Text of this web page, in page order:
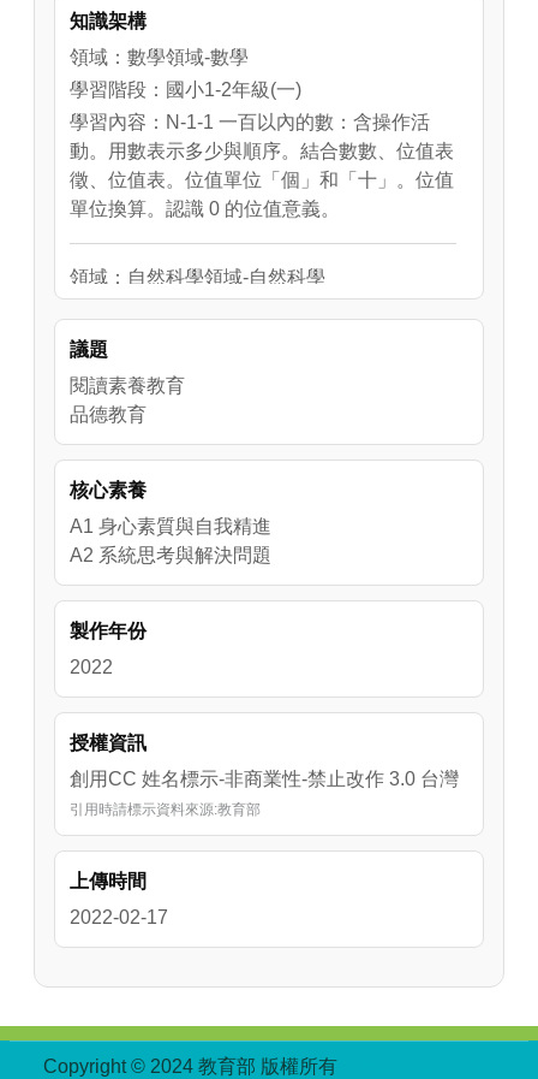
知識架構
領域：數學領域-數學
學習階段：國小1-2年級(一)
學習內容：N-1-1 一百以內的數：含操作活
動。用數表示多少與順序。結合數數、位值表
徵、位值表。位值單位「個」和「十」。位值
單位換算。認識 0 的位值意義。
領域：自然科學領域-自然科學
學習內容：N-1-1 一百以內的數：含操作活
動。用數表示多少與順序。結合數數、位值表
徵、位值表。位值單位「個」和「十」。位值
單位換算。認識 0 的位值意義。
學習表現：n-Ⅰ-1 理解一千以內數的位值結
構，據以做為四則運算之基礎。
議題
閱讀素養教育
品德教育
核心素養
A1 身心素質與自我精進
A2 系統思考與解決問題
製作年份
2022
授權資訊
創用CC 姓名標示-非商業性-禁止改作 3.0 台灣
引用時請標示資料來源:教育部
上傳時間
2022-02-17
Copyright © 2024 教育部 版權所有